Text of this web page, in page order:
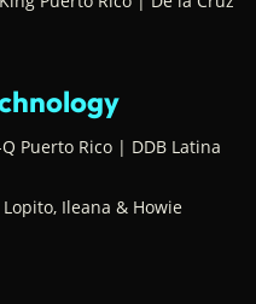
Puerto Rico | DDB Latina
Ileana & Howie